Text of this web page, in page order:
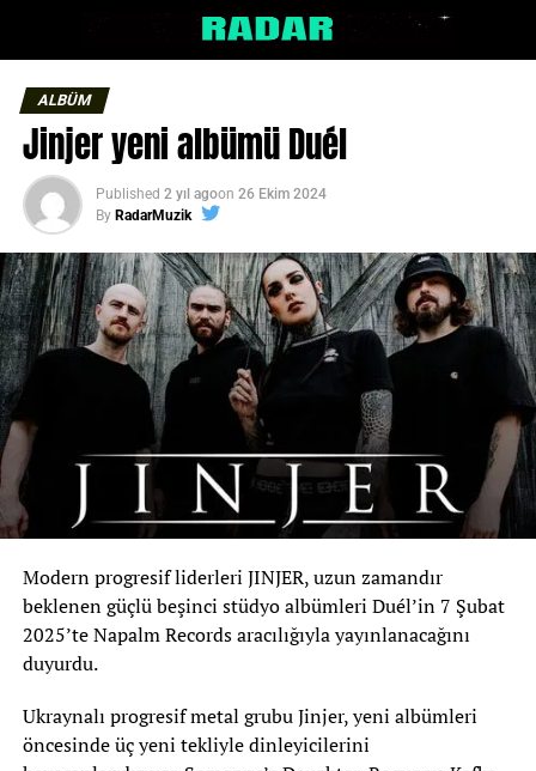
ALBÜM
Jinjer yeni albümü Duél
Published 2 yıl agoon 26 Ekim 2024
By RadarMuzik
Modern progresif liderleri JINJER, uzun zamandır
beklenen güçlü beşinci stüdyo albümleri Duél’in 7 Şubat
2025’te Napalm Records aracılığıyla yayınlanacağını
duyurdu.
Ukraynalı progresif metal grubu Jinjer, yeni albümleri
öncesinde üç yeni tekliyle dinleyicilerini